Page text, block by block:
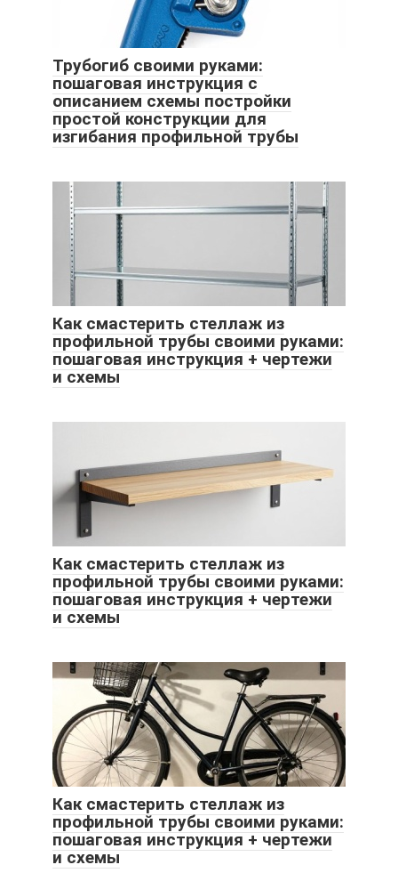
Трубогиб своими руками:
пошаговая инструкция с
описанием схемы постройки
простой конструкции для
изгибания профильной трубы
Как смастерить стеллаж из
профильной трубы своими руками:
пошаговая инструкция + чертежи
и схемы
Как смастерить стеллаж из
профильной трубы своими руками:
пошаговая инструкция + чертежи
и схемы
Как смастерить стеллаж из
профильной трубы своими руками:
пошаговая инструкция + чертежи
и схемы